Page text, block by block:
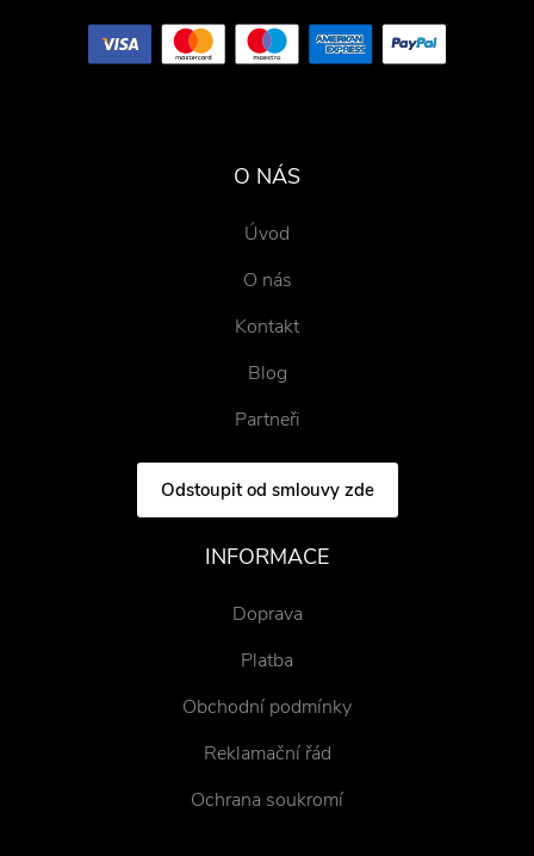
O NÁS
Úvod
O nás
Kontakt
Blog
Partneři
Odstoupit od smlouvy zde
INFORMACE
Doprava
Platba
Obchodní podmínky
Reklamační řád
Ochrana soukromí